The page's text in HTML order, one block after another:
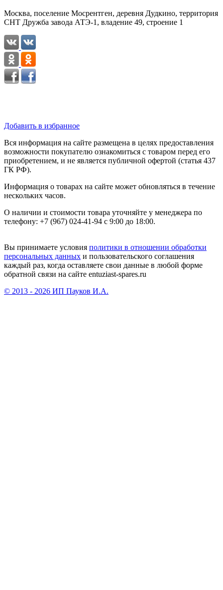
Москва, поселение Мосрентген, деревня Дудкино, территория
СНТ Дружба завода АТЭ-1, владение 49, строение 1
Добавить в избранное
Вся информация на сайте размещена в целях предоставления
возможности покупателю ознакомиться с товаром перед его
приобретением, и не является публичной офертой (статья 437
ГК РФ).
Информация о товарах на сайте может обновляться в течение
нескольких часов.
О наличии и стоимости товара уточняйте у менеджера по
телефону: +7 (967) 024-41-94 с 9:00 до 18:00.
Вы принимаете условия политики в отношении обработки
персональных данных и пользовательского соглашения
каждый раз, когда оставляете свои данные в любой форме
обратной связи на сайте entuziast-spares.ru
© 2013 - 2026 ИП Пауков И.А.